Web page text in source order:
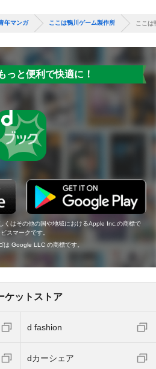
年マンガ ここは鴨川ゲーム製作所 ここは
っと便利で快適に！
くはその他の国や地域におけるApple Inc.の商標で
スマークです。
Google LLC の商標です。
ケットストア
d fashion
dカーシェア